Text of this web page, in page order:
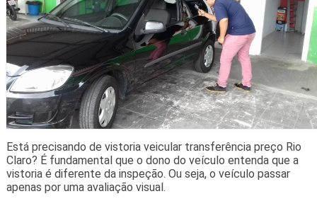
Está precisando de vistoria veicular transferência preço Rio
Claro? É fundamental que o dono do veículo entenda que a
vistoria é diferente da inspeção. Ou seja, o veículo passar
apenas por uma avaliação visual.